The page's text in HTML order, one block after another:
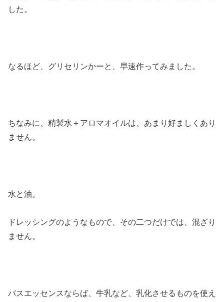
した。
なるほど、グリセリンかーと、早速作ってみました。
ちなみに、精製水＋アロマオイルは、あまり好ましくあり
ません。
水と油。
ドレッシングのようなもので、その二つだけでは、混ざり
ません。
バスエッセンスならば、牛乳など、乳化させるものを使え